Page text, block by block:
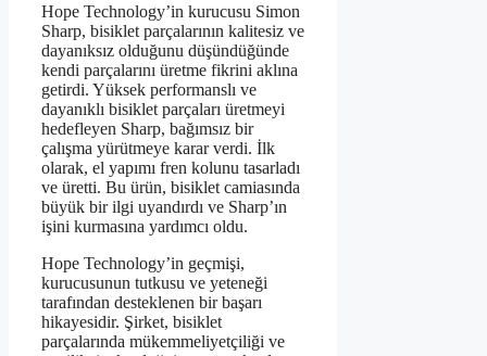
Hope Technology’in kurucusu Simon
Sharp, bisiklet parçalarının kalitesiz ve
dayanıksız olduğunu düşündüğünde
kendi parçalarını üretme fikrini aklına
getirdi. Yüksek performanslı ve
dayanıklı bisiklet parçaları üretmeyi
hedefleyen Sharp, bağımsız bir
çalışma yürütmeye karar verdi. İlk
olarak, el yapımı fren kolunu tasarladı
ve üretti. Bu ürün, bisiklet camiasında
büyük bir ilgi uyandırdı ve Sharp’ın
işini kurmasına yardımcı oldu.
Hope Technology’in geçmişi,
kurucusunun tutkusu ve yeteneği
tarafından desteklenen bir başarı
hikayesidir. Şirket, bisiklet
parçalarında mükemmeliyetçiliği ve